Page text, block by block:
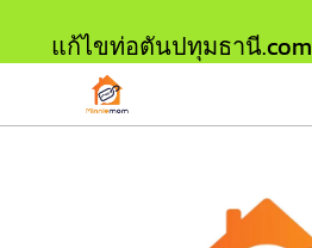
แก้ไขท่อตันปทุมธานี.com